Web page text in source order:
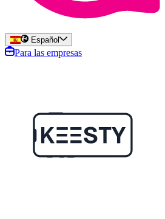
Español
Para las empresas